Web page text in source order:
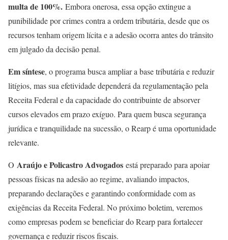
multa de 100%. Embora onerosa, essa opção extingue a
punibilidade por crimes contra a ordem tributária, desde que os
recursos tenham origem lícita e a adesão ocorra antes do trânsito
em julgado da decisão penal.
Em síntese, o programa busca ampliar a base tributária e reduzir
litígios, mas sua efetividade dependerá da regulamentação pela
Receita Federal e da capacidade do contribuinte de absorver
cursos elevados em prazo exíguo. Para quem busca segurança
jurídica e tranquilidade na sucessão, o Rearp é uma oportunidade
relevante.
O Araújo e Policastro Advogados está preparado para apoiar
pessoas físicas na adesão ao regime, avaliando impactos,
preparando declarações e garantindo conformidade com as
exigências da Receita Federal. No próximo boletim, veremos
como empresas podem se beneficiar do Rearp para fortalecer
governança e reduzir riscos fiscais.